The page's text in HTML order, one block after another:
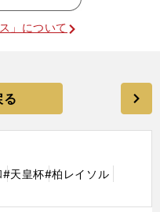
」について
る
#天皇杯#柏レイソル